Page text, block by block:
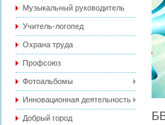
Музыкальный руководитель
Учитель-логопед
Охрана труда
Профсоюз
Фотоальбомы
Инновационная деятельность
Добрый город